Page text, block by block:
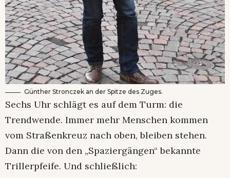
Günther Stronczek an der Spitze des Zuges.
Sechs Uhr schlägt es auf dem Turm: die
Trendwende. Immer mehr Menschen kommen
vom Straßenkreuz nach oben, bleiben stehen.
Dann die von den „Spaziergängen“ bekannte
Trillerpfeife. Und schließlich: